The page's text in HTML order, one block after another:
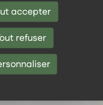
accepter
refuser
10 h à 19 h